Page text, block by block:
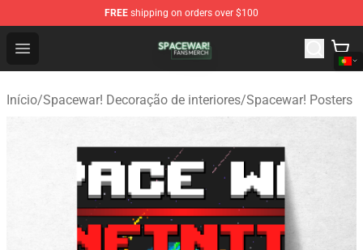
FREE shipping on orders over $100
Open menu
Spacewar! Shop - Official Spacewar! Merchandise Store
Início/Spacewar! Decoração de interiores/Spacewar! Posters